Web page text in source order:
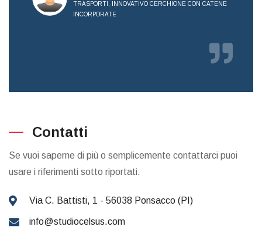
TRASPORTI, INNOVATIVO CERCHIONE CON CATENE
INCORPORATE
Contatti
Se vuoi saperne di più o semplicemente contattarci puoi
usare i riferimenti sotto riportati.
Via C. Battisti, 1 - 56038 Ponsacco (PI)
info@studiocelsus.com